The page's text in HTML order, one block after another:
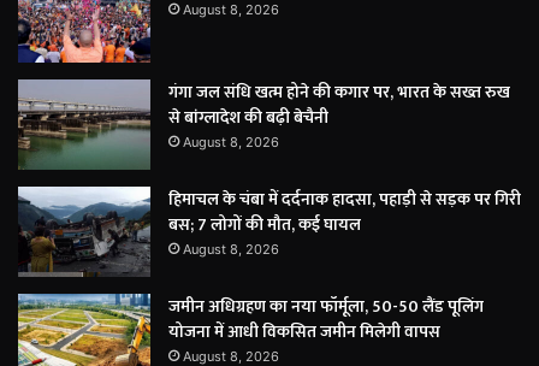
August 8, 2026
गंगा जल संधि खत्म होने की कगार पर, भारत के सख्त रुख
से बांग्लादेश की बढ़ी बेचैनी
August 8, 2026
हिमाचल के चंबा में दर्दनाक हादसा, पहाड़ी से सड़क पर गिरी
बस; 7 लोगों की मौत, कई घायल
August 8, 2026
जमीन अधिग्रहण का नया फॉर्मूला, 50-50 लैंड पूलिंग
योजना में आधी विकसित जमीन मिलेगी वापस
August 8, 2026